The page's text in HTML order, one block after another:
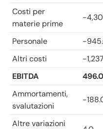
Costi per
materie prime
-
Personale -
Altri costi
-
EBITDA
496.0
Ammortamenti,
svalutazioni
-
Altre variazioni